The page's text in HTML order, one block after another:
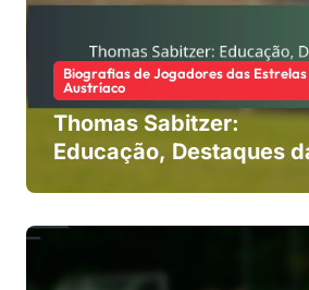
Biografias de Jogadores das
Austríaco
Thomas Sabitzer:
Educação, Destaques